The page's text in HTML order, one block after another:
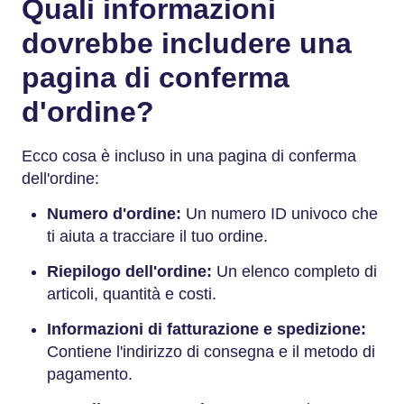
Quali informazioni
dovrebbe includere una
pagina di conferma
d'ordine?
Ecco cosa è incluso in una pagina di conferma
dell'ordine:
Numero d'ordine: Un numero ID univoco che
ti aiuta a tracciare il tuo ordine.
Riepilogo dell'ordine: Un elenco completo di
articoli, quantità e costi.
Informazioni di fatturazione e spedizione:
Contiene l'indirizzo di consegna e il metodo di
pagamento.